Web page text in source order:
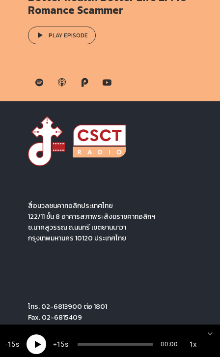
Romance Scammer
PLAY EPISODE
สื่อมวลชนคาทอลิกประเทศไทย
122/11 ชั้น 8 อาคารสภาพระสังฆราชคาทอลิกฯ
ซ.นาคสุวรรณ ถ.นนทรี เขตยานนาวา
กรุงเทพมหานคร 10120 ประเทศไทย
โทร. 02-6813900 ต่อ 1801
Fax. 02-6815409
15 15 00:00 1x